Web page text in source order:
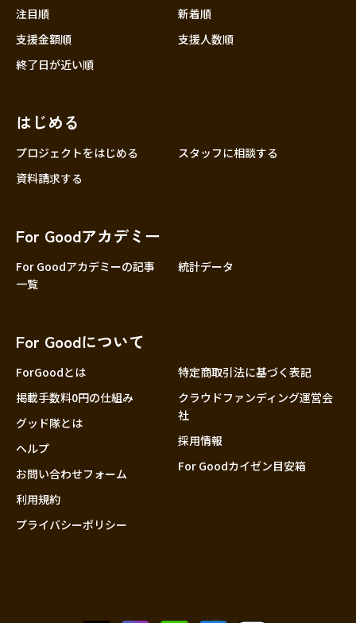
注目順
新着順
支援金額順
支援人数順
終了日が近い順
はじめる
プロジェクトをはじめる
スタッフに相談する
資料請求する
For Goodアカデミー
For Goodアカデミーの記事
一覧
統計データ
For Goodについて
ForGoodとは
掲載手数料0円の仕組み
グッド隊とは
ヘルプ
お問い合わせフォーム
利用規約
プライバシーポリシー
特定商取引法に基づく表記
クラウドファンディング運営会
社
採用情報
For Goodカイゼン目安箱